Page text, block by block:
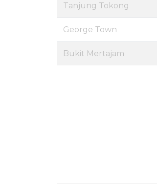
Tanjung Tokong
George Town
Bukit Mertajam